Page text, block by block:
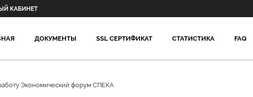
КАБИНЕТ
ДОКУМЕНТЫ SSL СЕРТИФИКАТ СТАТИСТИКА FAQ
Экономический форум СПЕКА